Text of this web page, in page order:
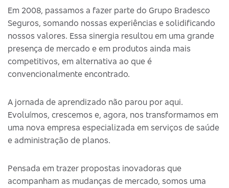
Em 2008, passamos a fazer parte do Grupo Bradesco
Seguros, somando nossas experiências e solidificando
nossos valores. Essa sinergia resultou em uma grande
presença de mercado e em produtos ainda mais
competitivos, em alternativa ao que é
convencionalmente encontrado.
A jornada de aprendizado não parou por aqui.
Evoluímos, crescemos e, agora, nos transformamos em
uma nova empresa especializada em serviços de saúde
e administração de planos.
Pensada em trazer propostas inovadoras que
acompanham as mudanças de mercado, somos uma